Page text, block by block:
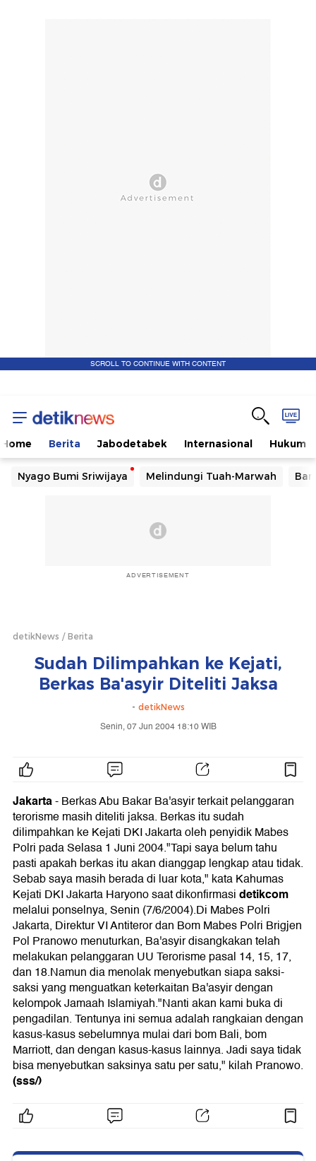
SCROLL TO CONTINUE WITH CONTENT
Home Berita Jabodetabek Internasional Hukum
Nyago Bumi Sriwijaya Melindungi Tuah-Marwah
ADVERTISEMENT
detikNews Berita
Sudah Dilimpahkan ke Kejati,
Berkas Ba'asyir Diteliti Jaksa
- detikNews
Senin, 07 Jun 2004 18:10 WIB
Jakarta-Berkas Abu Bakar Ba'asyir terkait pelanggaran
terorisme masih diteliti jaksa. Berkas itu sudah
dilimpahkan ke Kejati DKI Jakarta oleh penyidik Mabes
Polri pada Selasa 1 Juni 2004."Tapi saya belum tahu
pasti apakah berkas itu akan dianggap lengkap atau tidak.
Sebab saya masih berada di luar kota," kata Kahumas
Kejati DKI Jakarta Haryono saat dikonfirmasidetikcom
melalui ponselnya, Senin (7/6/2004).Di Mabes Polri
Jakarta, Direktur VI Antiteror dan Bom Mabes Polri Brigjen
Pol Pranowo menuturkan, Ba'asyir disangkakan telah
melakukan pelanggaran UU Terorisme pasal 14, 15, 17,
dan 18.Namun dia menolak menyebutkan siapa saksi-
saksi yang menguatkan keterkaitan Ba'asyir dengan
kelompok Jamaah Islamiyah."Nanti akan kami buka di
pengadilan. Tentunya ini semua adalah rangkaian dengan
kasus-kasus sebelumnya mulai dari bom Bali, bom
Marriott, dan dengan kasus-kasus lainnya. Jadi saya tidak
bisa menyebutkan saksinya satu per satu," kilah Pranowo.
(sss/)